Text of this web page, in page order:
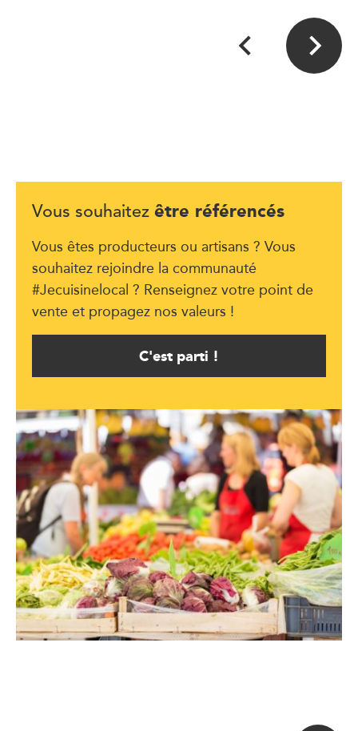
Vous souhaitez être référencés
Vous êtes producteurs ou artisans ? Vous
souhaitez rejoindre la communauté
#Jecuisinelocal ? Renseignez votre point de
vente et propagez nos valeurs !
C'est parti !